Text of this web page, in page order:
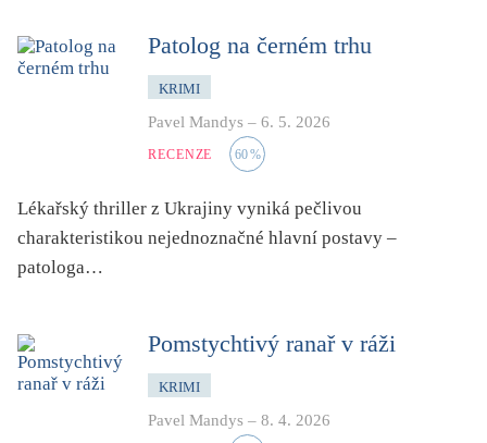
Patolog na černém trhu
KRIMI
Pavel Mandys – 6. 5. 2026
RECENZE 60%
Lékařský thriller z Ukrajiny vyniká pečlivou
charakteristikou nejednoznačné hlavní postavy –
patologa…
Pomstychtivý ranař v ráži
KRIMI
Pavel Mandys – 8. 4. 2026